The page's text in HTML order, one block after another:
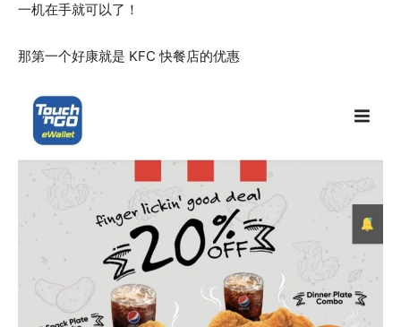
一机在手就可以了！
那第一个好康就是 KFC 快餐店的优惠